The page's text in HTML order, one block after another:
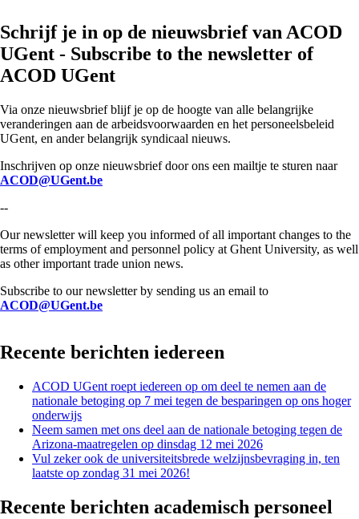
Schrijf je in op de nieuwsbrief van ACOD
UGent - Subscribe to the newsletter of
ACOD UGent
Via onze nieuwsbrief blijf je op de hoogte van alle belangrijke
veranderingen aan de arbeidsvoorwaarden en het personeelsbeleid
UGent, en ander belangrijk syndicaal nieuws.
Inschrijven op onze nieuwsbrief door ons een mailtje te sturen naar
ACOD@UGent.be
--
Our newsletter will keep you informed of all important changes to the
terms of employment and personnel policy at Ghent University, as well
as other important trade union news.
Subscribe to our newsletter by sending us an email to
ACOD@UGent.be
Recente berichten iedereen
ACOD UGent roept iedereen op om deel te nemen aan de
nationale betoging op 7 mei tegen de besparingen op ons hoger
onderwijs
Neem samen met ons deel aan de nationale betoging tegen de
Arizona-maatregelen op dinsdag 12 mei 2026
Vul zeker ook de universiteitsbrede welzijnsbevraging in, ten
laatste op zondag 31 mei 2026!
Recente berichten academisch personeel